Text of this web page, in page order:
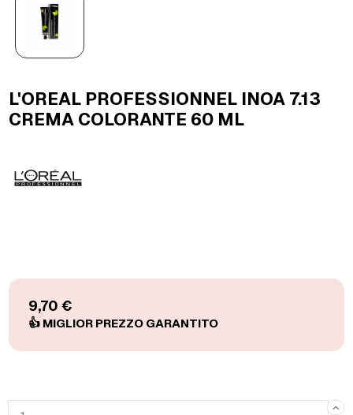
L'OREAL PROFESSIONNEL INOA 7.13
CREMA COLORANTE 60 ML
9,70 €